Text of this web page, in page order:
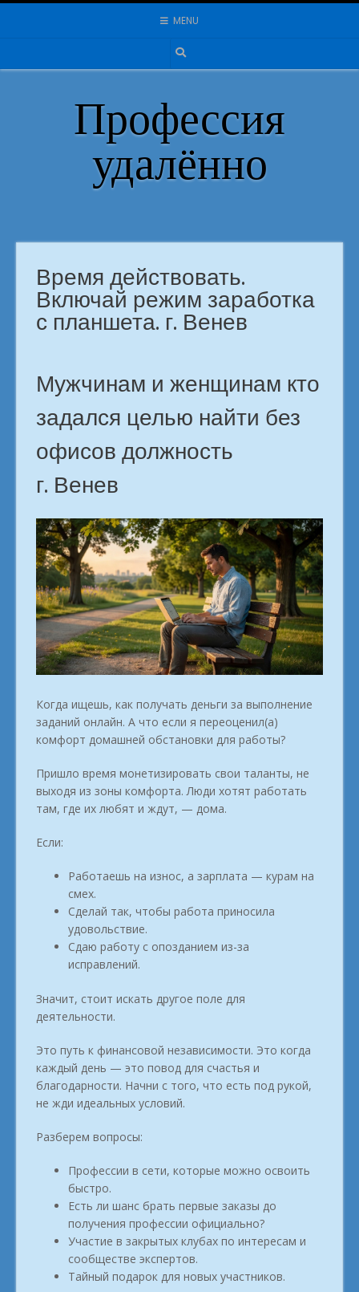
Skip
MENU
Профессия
удалённо
Время действовать.
Включай режим заработка
с планшета. г. Венев
Мужчинам и женщинам кто
задался целью найти без
офисов должность
г. Венев
Когда ищешь, как получать деньги за выполнение
заданий онлайн. А что если я переоценил(а)
комфорт домашней обстановки для работы?
Пришло время монетизировать свои таланты, не
выходя из зоны комфорта. Люди хотят работать
там, где их любят и ждут, — дома.
Если:
Работаешь на износ, а зарплата — курам на
смех.
Сделай так, чтобы работа приносила
удовольствие.
Сдаю работу с опозданием из-за
исправлений.
Значит, стоит искать другое поле для
деятельности.
Это путь к финансовой независимости. Это когда
каждый день — это повод для счастья и
благодарности. Начни с того, что есть под рукой,
не жди идеальных условий.
Разберем вопросы:
Профессии в сети, которые можно освоить
быстро.
Есть ли шанс брать первые заказы до
получения профессии официально?
Участие в закрытых клубах по интересам и
сообществе экспертов.
Тайный подарок для новых участников.